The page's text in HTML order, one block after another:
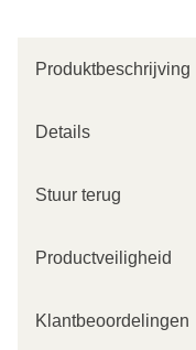
Produktbeschrijving
Details
Stuur terug
Productveiligheid
Klantbeoordelingen